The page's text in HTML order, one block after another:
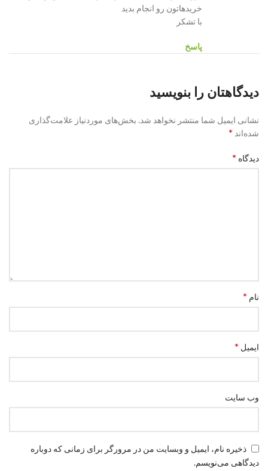
خریدهاتون رو انجام بدید
با تشکر
پاسخ
دیدگاهتان را بنویسید
نشانی ایمیل شما منتشر نخواهد شد. بخش‌های موردنیاز علامت‌گذاری
شده‌اند *
دیدگاه *
نام *
ایمیل *
وب‌ سایت
ذخیره نام، ایمیل و وبسایت من در مرورگر برای زمانی که دوباره
دیدگاهی می‌نویسم.